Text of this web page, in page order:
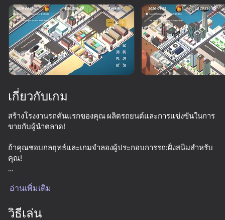
หมุนอุปกรณ์
เกมนี้รองรับเฉพาะการวางแนว
แบบ แนวนอน
กำลังโหลด
เกี่ยวกับเกม
สร้างโรงงานรถคันแรกของคุณ ผลิตรถยนต์และการแข่งขันในการ
ขายกับผู้นำตลาด!
ถ้าคุณชอบกลยุทธ์และเกมจำลองผู้ประกอบการรถ:ฝั่งสนิมสำหรับ
คุณ!
กระบะ. ครอบครัวมงกุฎของคุณเป็นเจ้าของรถยนต์ที่สำคัญกังวล
การเป็นเจ้าของกิจการของคุณ ถ้านายประสบความสำเร็จพ่อของ
อ่านเพิ่มเติม
วิธีเล่น